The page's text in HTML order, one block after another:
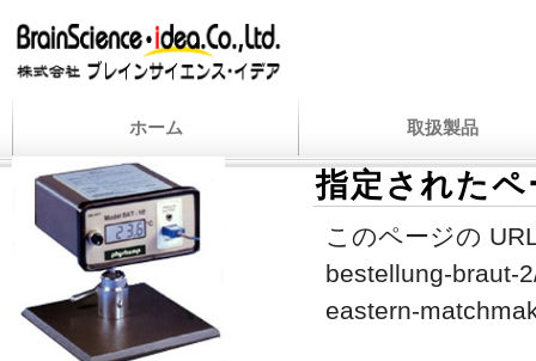
ホーム 取扱製品
指定された
このページの
bestellung-braut-
eastern-